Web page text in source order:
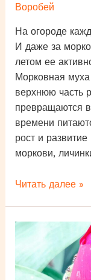
Воробей
На огороде
И даже за
летом ее
Морковная
верхнюю часть
превращаются
времени
рост и
моркови,
Как
от
мухи?
Читать далее »